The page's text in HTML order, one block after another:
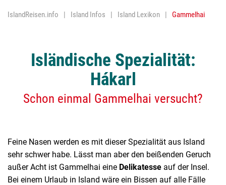
Nordlichter
Reykjavik
Vulkane
IslandReisen.info Island Infos Island Lexikon Gammelhai
Isländische Spezialität:
Hákarl
Schon einmal Gammelhai versucht?
Feine Nasen werden es mit dieser Spezialität aus Island
sehr schwer habe. Lässt man aber den beißenden Geruch
außer Acht ist Gammelhai eine Delikatesse auf der Insel.
Bei einem Urlaub in Island wäre ein Bissen auf alle Fälle